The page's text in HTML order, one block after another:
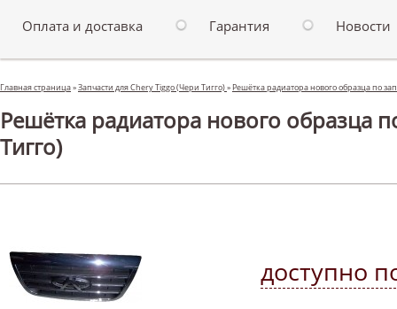
Оплата и доставка Гарантия Новости
Главная страница»Запчасти для Chery Tiggo (Чери Тигго)» Решётка радиатора нового образца по
Решётка радиатора нового образца
Тигго)
доступно